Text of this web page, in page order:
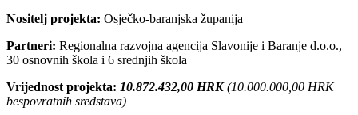
Nositelj projekta: Osječko-baranjska županija
Partneri: Regionalna razvojna agencija Slavonije i Baranje d.o.o.,
30 osnovnih škola i 6 srednjih škola
Vrijednost projekta: 10.872.432,00 HRK(10.000.000,00 HRK
bespovratnih sredstava)